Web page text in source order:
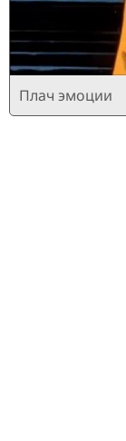
Плач эмоции